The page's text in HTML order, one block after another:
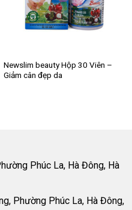
Newslim beauty Hộp 30 Viên –
Giảm cân đẹp da
Phúc La, Hà Đông, Hà
Phường Phúc La, Hà Đông,